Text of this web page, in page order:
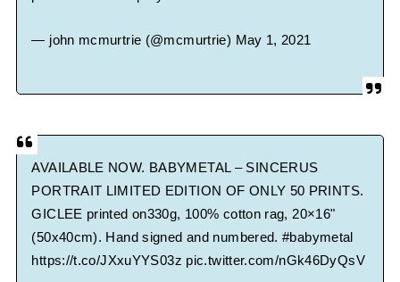
— john mcmurtrie (@mcmurtrie) May 1, 2021
AVAILABLE NOW. BABYMETAL – SINCERUS
PORTRAIT LIMITED EDITION OF ONLY 50 PRINTS.
GICLEE printed on330g, 100% cotton rag, 20×16"
(50x40cm). Hand signed and numbered.#babymetal
https://t.co/JXxuYYS03z pic.twitter.com/nGk46DyQsV